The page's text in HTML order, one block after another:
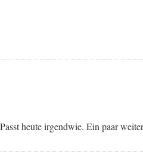
Passt heute irgendwie. Ein paar